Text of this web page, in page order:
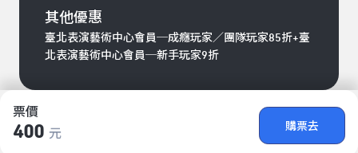
票價
400 元
購票去
其他優惠
臺北表演藝術中心會員─成癮玩家／團隊玩家85折+臺
北表演藝術中心會員─新手玩家9折